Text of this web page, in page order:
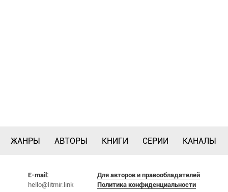
ЖАНРЫ АВТОРЫ КНИГИ СЕРИИ КАНАЛЫ
E-mail:
hello@litmir.link
Для авторов и правообладателей
Политика конфиденциальности